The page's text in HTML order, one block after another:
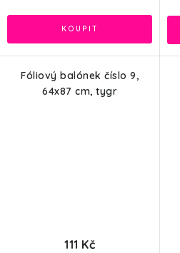
Fóliový balónek číslo 9,
64x87 cm, tygr
111 Kč